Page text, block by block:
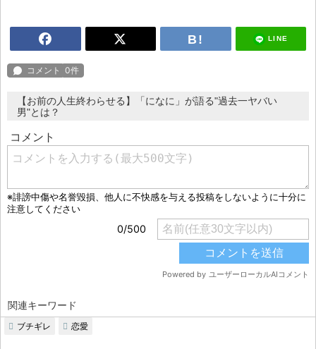
LINE
【お前の人生終わらせる】「になに」が語る"過去一ヤバい
男"とは？
関連キーワード
ブチギレ 恋愛